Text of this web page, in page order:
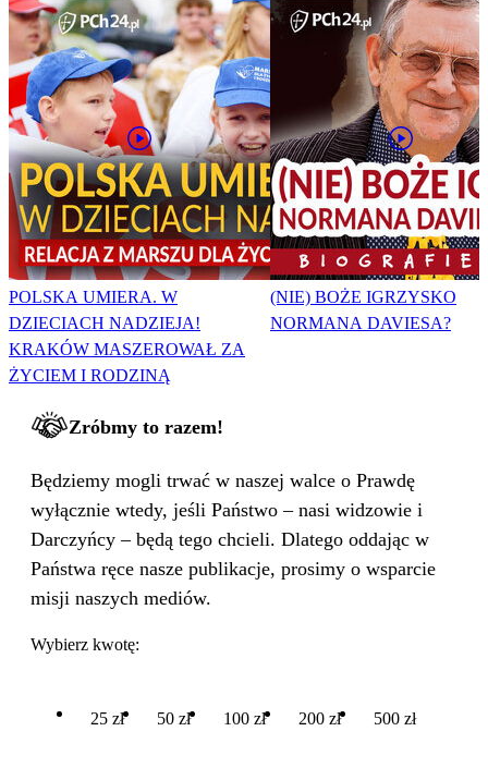
POLSKA UMIERA. W
DZIECIACH NADZIEJA!
KRAKÓW MASZEROWAŁ ZA
ŻYCIEM I RODZINĄ
(NIE) BOŻE IGRZYSKO
NORMANA DAVIESA?
Zróbmy to razem!
Będziemy mogli trwać w naszej walce o Prawdę
wyłącznie wtedy, jeśli Państwo – nasi widzowie i
Darczyńcy – będą tego chcieli. Dlatego oddając w
Państwa ręce nasze publikacje, prosimy o wsparcie
misji naszych mediów.
Wybierz kwotę:
25 zł 50 zł 100 zł 200 zł 500 zł